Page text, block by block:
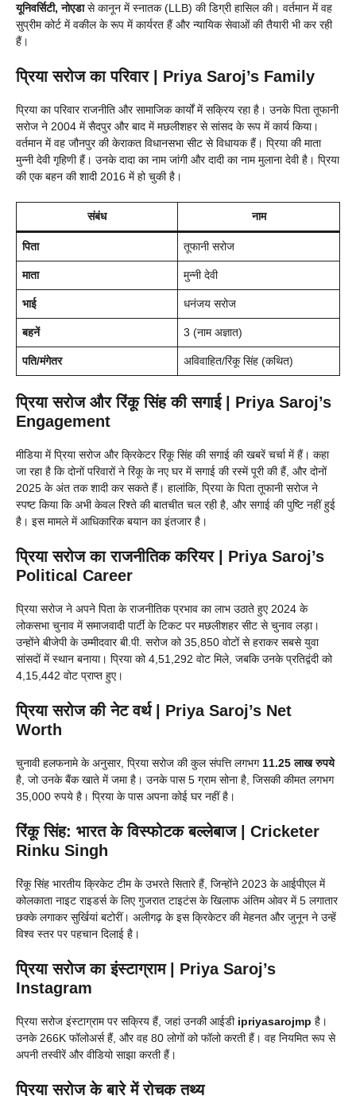
यूनिवर्सिटी, नोएडासे कानून में स्नातक (LLB) की डिग्री हासिल की। वर्तमान में वह
सुप्रीम कोर्ट में वकील के रूप में कार्यरत हैं और न्यायिक सेवाओं की तैयारी भी कर रही
हैं।
प्रिया सरोज का परिवार | Priya Saroj’s Family
प्रिया का परिवार राजनीति और सामाजिक कार्यों में सक्रिय रहा है। उनके पिता तूफानी
सरोज ने 2004 में सैदपुर और बाद में मछलीशहर से सांसद के रूप में कार्य किया।
वर्तमान में वह जौनपुर की केराकत विधानसभा सीट से विधायक हैं। प्रिया की माता
मुन्नी देवी गृहिणी हैं। उनके दादा का नाम जांगी और दादी का नाम मुलाना देवी है। प्रिया
की एक बहन की शादी 2016 में हो चुकी है।
संबंध नाम
पिता तूफानी सरोज
माता मुन्नी देवी
भाई धनंजय सरोज
बहनें 3 (नाम अज्ञात)
पति/मंगेतर अविवाहित/रिंकू सिंह (कथित)
प्रिया सरोज और रिंकू सिंह की सगाई | Priya Saroj’s
Engagement
मीडिया में प्रिया सरोज और क्रिकेटर रिंकू सिंह की सगाई की खबरें चर्चा में हैं। कहा
जा रहा है कि दोनों परिवारों ने रिंकू के नए घर में सगाई की रस्में पूरी की हैं, और दोनों
2025 के अंत तक शादी कर सकते हैं। हालांकि, प्रिया के पिता तूफानी सरोज ने
स्पष्ट किया कि अभी केवल रिश्ते की बातचीत चल रही है, और सगाई की पुष्टि नहीं हुई
है। इस मामले में आधिकारिक बयान का इंतजार है।
प्रिया सरोज का राजनीतिक करियर | Priya Saroj’s
Political Career
प्रिया सरोज ने अपने पिता के राजनीतिक प्रभाव का लाभ उठाते हुए 2024 के
लोकसभा चुनाव में समाजवादी पार्टी के टिकट पर मछलीशहर सीट से चुनाव लड़ा।
उन्होंने बीजेपी के उम्मीदवार बी.पी. सरोज को 35,850 वोटों से हराकर सबसे युवा
सांसदों में स्थान बनाया। प्रिया को 4,51,292 वोट मिले, जबकि उनके प्रतिद्वंदी को
4,15,442 वोट प्राप्त हुए।
प्रिया सरोज की नेट वर्थ | Priya Saroj’s Net
Worth
चुनावी हलफनामे के अनुसार, प्रिया सरोज की कुल संपत्ति लगभग 11.25 लाख रुपये
है, जो उनके बैंक खाते में जमा है। उनके पास 5 ग्राम सोना है, जिसकी कीमत लगभग
35,000 रुपये है। प्रिया के पास अपना कोई घर नहीं है।
रिंकू सिंह: भारत के विस्फोटक बल्लेबाज | Cricketer
Rinku Singh
रिंकू सिंह भारतीय क्रिकेट टीम के उभरते सितारे हैं, जिन्होंने 2023 के आईपीएल में
कोलकाता नाइट राइडर्स के लिए गुजरात टाइटंस के खिलाफ अंतिम ओवर में 5 लगातार
छक्के लगाकर सुर्खियां बटोरीं। अलीगढ़ के इस क्रिकेटर की मेहनत और जुनून ने उन्हें
विश्व स्तर पर पहचान दिलाई है।
प्रिया सरोज का इंस्टाग्राम | Priya Saroj’s
Instagram
प्रिया सरोज इंस्टाग्राम पर सक्रिय हैं, जहां उनकी आईडी ipriyasarojmp है।
उनके 266K फॉलोअर्स हैं, और वह 80 लोगों को फॉलो करती हैं। वह नियमित रूप से
अपनी तस्वीरें और वीडियो साझा करती हैं।
प्रिया सरोज के बारे में रोचक तथ्य